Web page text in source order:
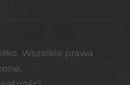
Wszelkie prawa